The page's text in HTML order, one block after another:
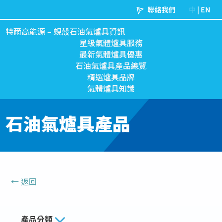
特爾高能源 – 蜆殼石油氣爐具資訊
星級氣體爐具服務
最新氣體爐具優惠
石油氣爐具產品總覽
精選爐具品牌
氣體爐具知識
石油氣爐具產品
← 返回
產品分類